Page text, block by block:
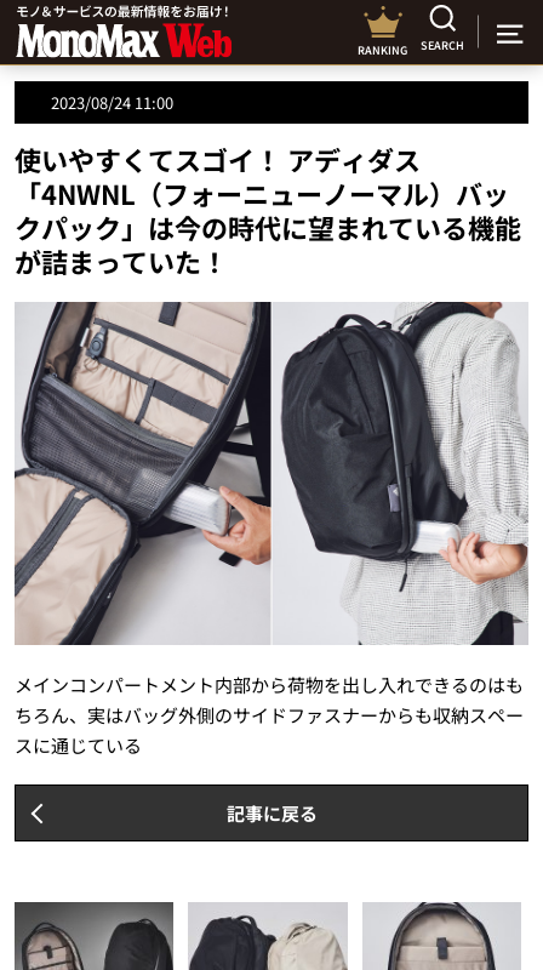
RANKING SEARCH
2023/08/24 11:00
使いやすくてスゴイ！ アディダス
「4NWNL（フォーニューノーマル）バッ
クパック」は今の時代に望まれている機能
が詰まっていた！
メインコンパートメント内部から荷物を出し入れできるのはも
ちろん、実はバッグ外側のサイドファスナーからも収納スペー
スに通じている
記事に戻る